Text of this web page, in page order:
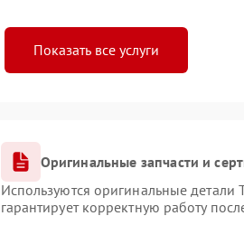
Показать все услуги
Оригинальные запчасти и
Используются оригинальные
гарантирует корректную работу